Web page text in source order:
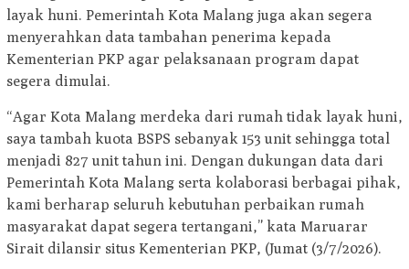
layak huni. Pemerintah Kota Malang juga akan segera
menyerahkan data tambahan penerima kepada
Kementerian PKP agar pelaksanaan program dapat
segera dimulai.
“Agar Kota Malang merdeka dari rumah tidak layak huni,
saya tambah kuota BSPS sebanyak 153 unit sehingga total
menjadi 827 unit tahun ini. Dengan dukungan data dari
Pemerintah Kota Malang serta kolaborasi berbagai pihak,
kami berharap seluruh kebutuhan perbaikan rumah
masyarakat dapat segera tertangani,” kata Maruarar
Sirait dilansir situs Kementerian PKP, (Jumat (3/7/2026).